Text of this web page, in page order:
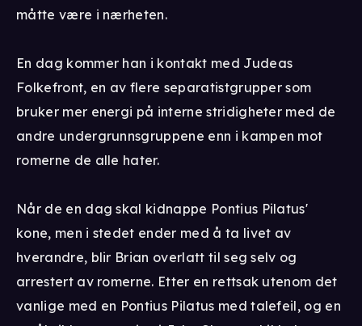
måtte være i nærheten.
En dag kommer han i kontakt med Judeas
Folkefront, en av flere separatistgrupper som
bruker mer energi på interne stridigheter med de
andre undergrunnsgruppene enn i kampen mot
romerne de alle hater.
Når de en dag skal kidnappe Pontius Pilatus'
kone, men i stedet ender med å ta livet av
hverandre, blir Brian overlatt til seg selv og
arrestert av romerne. Etter en rettsak utenom det
vanlige med en Pontius Pilatus med talefeil, og en